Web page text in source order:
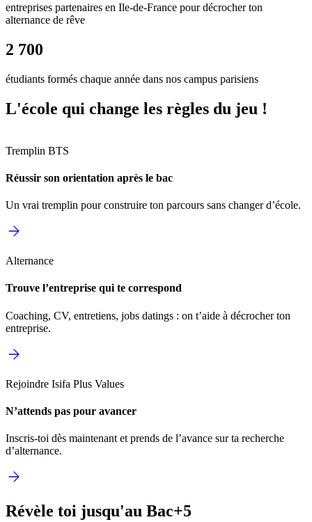
entreprises partenaires en Ile-de-France pour décrocher ton
alternance de rêve
2 700
étudiants formés chaque année dans nos campus parisiens
L'école qui change les règles du jeu !
Tremplin BTS
Réussir son orientation après le bac
Un vrai tremplin pour construire ton parcours sans changer d’école.
Alternance
Trouve l’entreprise qui te correspond
Coaching, CV, entretiens, jobs datings : on t’aide à décrocher ton
entreprise.
Rejoindre Isifa Plus Values
N’attends pas pour avancer
Inscris-toi dès maintenant et prends de l’avance sur ta recherche
d’alternance.
Révèle toi jusqu'au Bac+5